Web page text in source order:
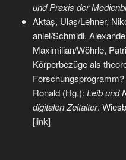
und Praxis der
Aktaş, Ulaş/Lehner,
aniel/Schmidl,
Maximilian/Wöhrle,
Körperbezüge als
Ronald (Hg.): Leib und
digitalen Zeitalter.
[link]